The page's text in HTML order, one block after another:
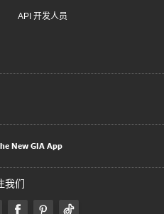
API 开发人员
New GIA App
我们